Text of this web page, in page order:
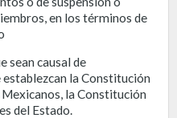
en los términos de
sean causal de
la Constitución
la Constitución
del Estado.